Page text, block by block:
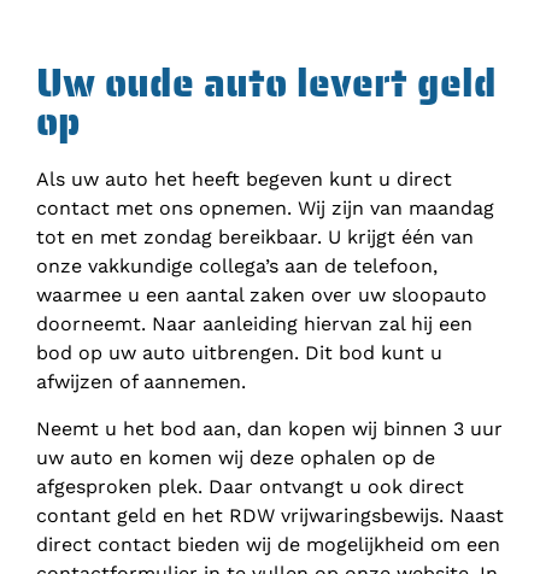
Uw oude auto levert geld
op
Als uw auto het heeft begeven kunt u direct
contact met ons opnemen. Wij zijn van maandag
tot en met zondag bereikbaar. U krijgt één van
onze vakkundige collega’s aan de telefoon,
waarmee u een aantal zaken over uw sloopauto
doorneemt. Naar aanleiding hiervan zal hij een
bod op uw auto uitbrengen. Dit bod kunt u
afwijzen of aannemen.
Neemt u het bod aan, dan kopen wij binnen 3 uur
uw auto en komen wij deze ophalen op de
afgesproken plek. Daar ontvangt u ook direct
contant geld en het RDW vrijwaringsbewijs. Naast
direct contact bieden wij de mogelijkheid om een